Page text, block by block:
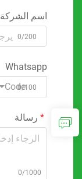
اسم الشركة
0/200
Whatsapp
Code0/100
رسالة
0/1000